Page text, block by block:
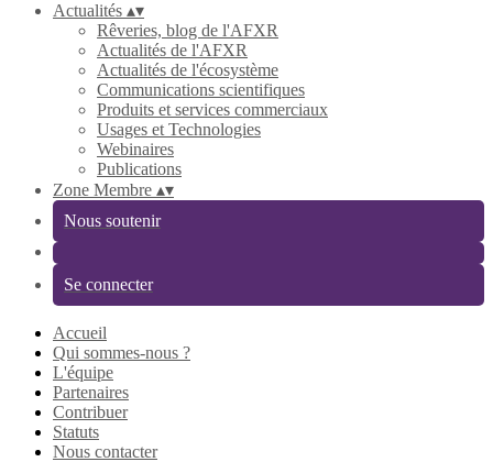
Actualités ▴▾
Rêveries, blog de l'AFXR
Actualités de l'AFXR
Actualités de l'écosystème
Communications scientifiques
Produits et services commerciaux
Usages et Technologies
Webinaires
Publications
Zone Membre ▴▾
Nous soutenir
Se connecter
Accueil
Qui sommes-nous ?
L'équipe
Partenaires
Contribuer
Statuts
Nous contacter